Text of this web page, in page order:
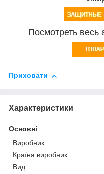
Посмотреть весь
Приховати
Характеристики
Основні
Виробник
Країна виробник
Вид